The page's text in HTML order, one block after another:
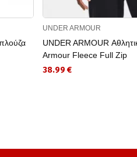
UNDER ARMOUR
UNDER ARMOUR
Armour Fleece Full Zip
38.99 €